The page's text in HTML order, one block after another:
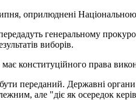
оприлюднені
генеральному
виборів.
конституційного права
переданий. Державні
але "діє як осередок